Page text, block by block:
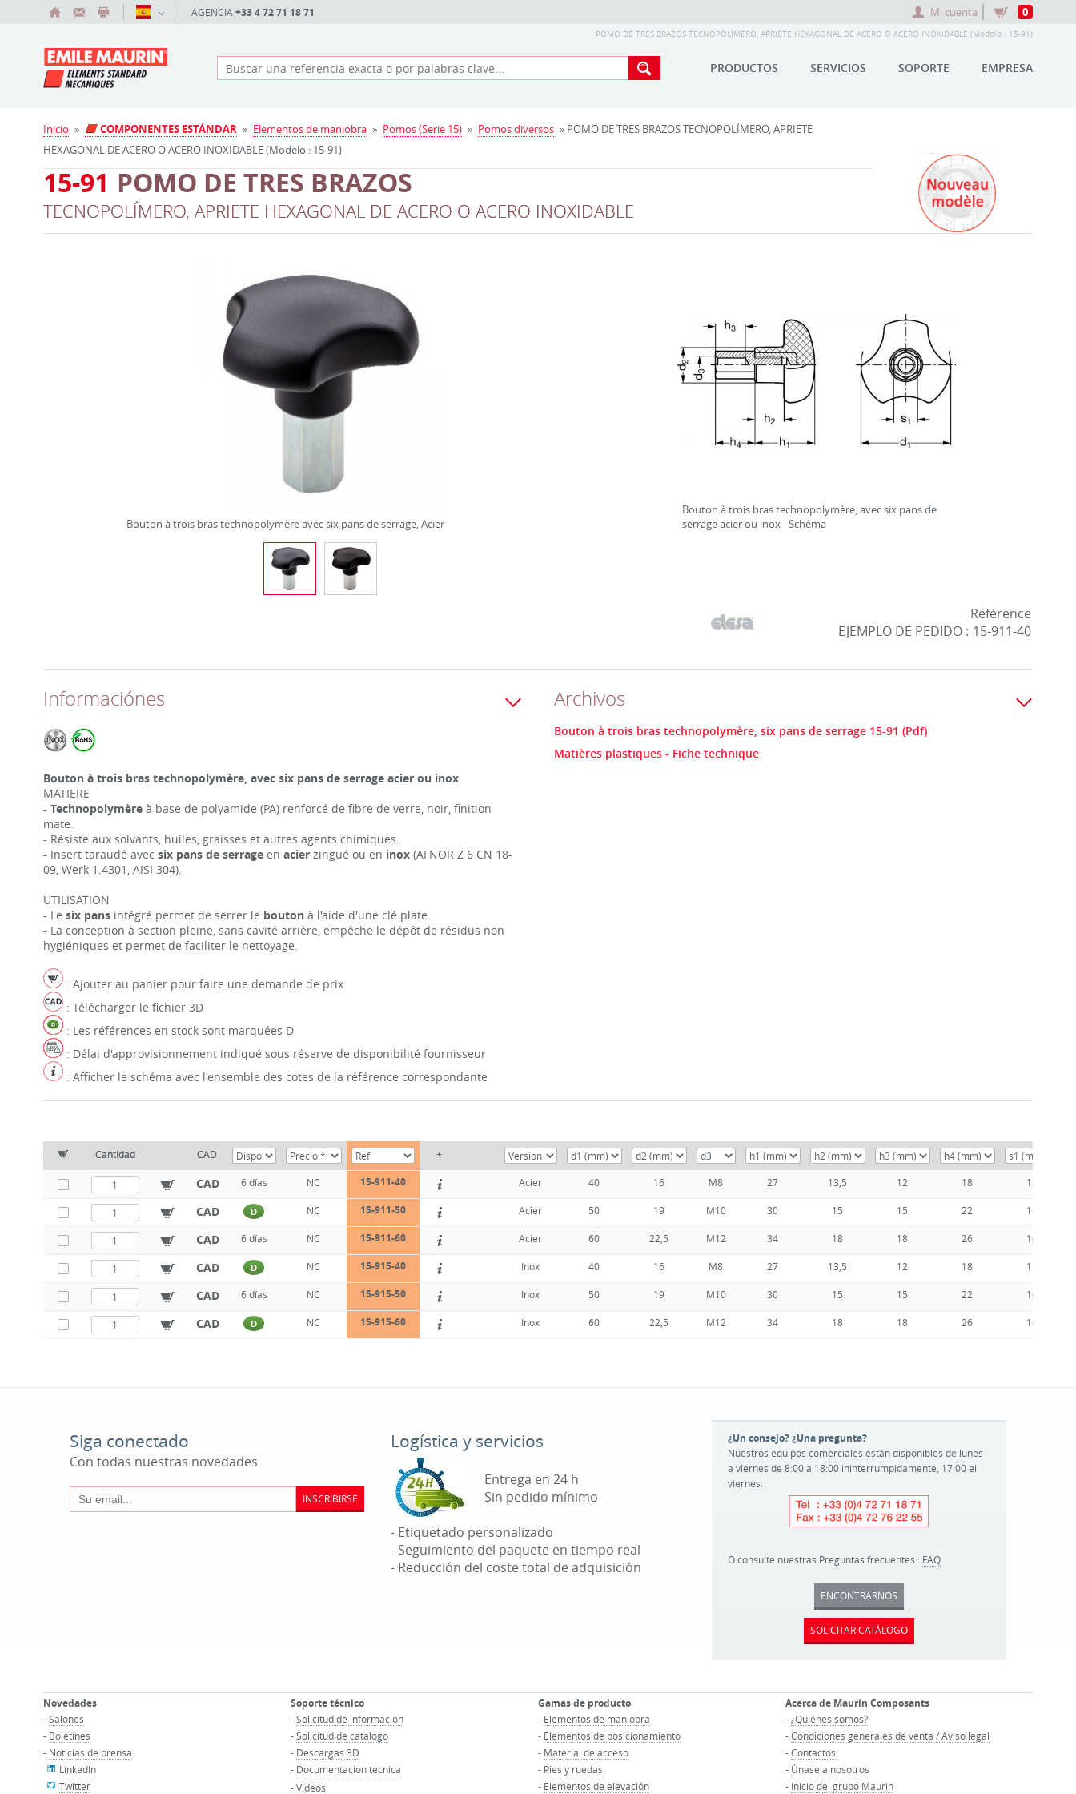
AGENCIA +33 4 72 71 18 71 Mi cuenta 0
POMO DE TRES BRAZOS TECNOPOLÍMERO, APRIETE HEXAGONAL DE ACERO O ACERO INOXIDABLE (Modelo : 15-91)
PRODUCTOS SERVICIOS SOPORTE EMPRESA
Inicio » COMPONENTES ESTÁNDAR » Elementos de maniobra » Pomos (Serie 15) » Pomos diversos » POMO DE TRES BRAZOS TECNOPOLÍMERO, APRIETE
HEXAGONAL DE ACERO O ACERO INOXIDABLE (Modelo : 15-91)
15-91 POMO DE TRES BRAZOS
TECNOPOLÍMERO, APRIETE HEXAGONAL DE ACERO O ACERO INOXIDABLE
Bouton à trois bras technopolymère avec six pans de serrage, Acier
Bouton à trois bras technopolymère, avec six pans de
serrage acier ou inox - Schéma
EJEMPLO DE PEDIDO :
Référence
15-911-40
Informaciónes
Bouton à trois bras technopolymère, avec six pans de serrage acier ou inox
MATIERE
- Technopolymèreà base de polyamide (PA) renforcé de fibre de verre, noir, finition
mate.
- Résiste aux solvants, huiles, graisses et autres agents chimiques.
- Insert taraudé avec six pans de serrageen acierzingué ou en inox(AFNOR Z 6 CN 18-
09, Werk 1.4301, AISI 304).
UTILISATION
- Le six pansintégré permet de serrer le boutonà l'aide d'une clé plate.
- La conception à section pleine, sans cavité arrière, empêche le dépôt de résidus non
hygiéniques et permet de faciliter le nettoyage.
: Ajouter au panier pour faire une demande de prix
: Télécharger le fichier 3D
: Les références en stock sont marquées D
: Délai d'approvisionnement indiqué sous réserve de disponibilité fournisseur
: Afficher le schéma avec l'ensemble des cotes de la référence correspondante
Archivos
Bouton à trois bras technopolymère, six pans de serrage 15-91 (Pdf)
Matières plastiques - Fiche technique
Cantidad CAD +
CAD 6 días NC 15-911-40 Acier 40 16 M8 27 13,5 12 18 13
CAD D NC 15-911-50 Acier 50 19 M10 30 15 15 22 16
CAD 6 días NC 15-911-60 Acier 60 22,5 M12 34 18 18 26 16
CAD D NC 15-915-40 Inox 40 16 M8 27 13,5 12 18 13
CAD 6 días NC 15-915-50 Inox 50 19 M10 30 15 15 22 16
CAD D NC 15-915-60 Inox 60 22,5 M12 34 18 18 26 16
Siga conectado
Con todas nuestras novedades
INSCRIBIRSE
Logística y servicios
Entrega en 24 h
Sin pedido mínimo
- Etiquetado personalizado
- Seguimiento del paquete en tiempo real
- Reducción del coste total de adquisición
¿Un consejo? ¿Una pregunta?
Nuestros equipos comerciales están disponibles de lunes
a viernes de 8:00 a 18:00 ininterrumpidamente, 17:00 el
viernes.
O consulte nuestras Preguntas frecuentes : FAQ
ENCONTRARNOS
SOLICITAR CATÁLOGO
Novedades
-Salones
- Boletines
- Noticias de prensa
LinkedIn
Twitter
Soporte técnico
-Solicitud de informacion
-Solicitud de catalogo
- Descargas 3D
- Documentacion tecnica
-Videos
Gamas de producto
- Elementos de maniobra
- Elementos de posicionamiento
- Material de acceso
- Pies y ruedas
- Elementos de elevación
Acerca de Maurin Composants
-¿Quiénes somos?
-Condiciones generales de venta / Aviso legal
-Contactos
- Únase a nosotros
- Inicio del grupo Maurin